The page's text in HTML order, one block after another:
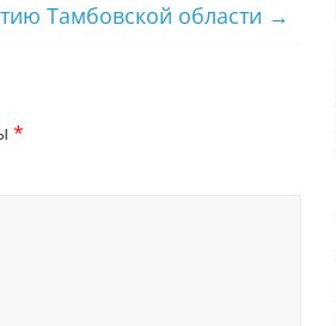
Тамбовской области →
*